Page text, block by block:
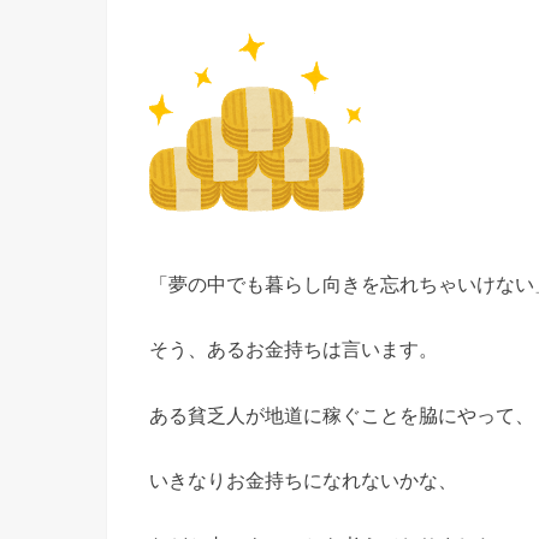
「夢の中でも暮らし向きを忘れちゃいけない
そう、あるお金持ちは言います。
ある貧乏人が地道に稼ぐことを脇にやって、
いきなりお金持ちになれないかな、